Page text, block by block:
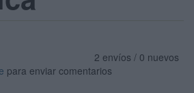
2 envíos / 0 nuevos
para enviar comentarios